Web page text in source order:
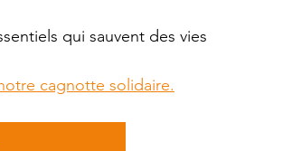
qui sauvent des vies
cagnotte solidaire.